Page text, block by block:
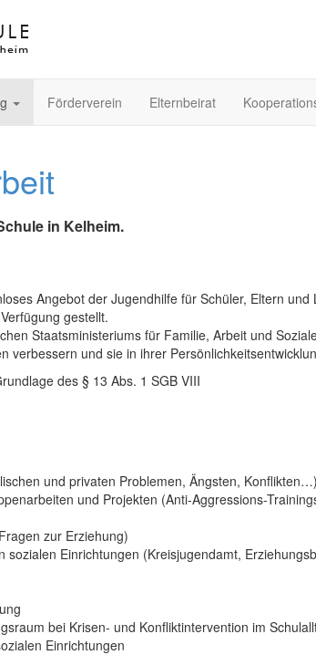
Förderverein Elternbeirat
in Kelheim.
Angebot der Jugendhilfe für Schüler, Eltern
gestellt.
Staatsministeriums für Familie, Arbeit und
verbessern und sie in ihrer
des § 13 Abs. 1 SGB VIII
und privaten Problemen, Ängsten, Konflikten…)
und Projekten (Anti-Aggressions-
zur Erziehung)
sozialen Einrichtungen (Kreisjugendamt,
bei Krisen- und Konfliktintervention im
Einrichtungen